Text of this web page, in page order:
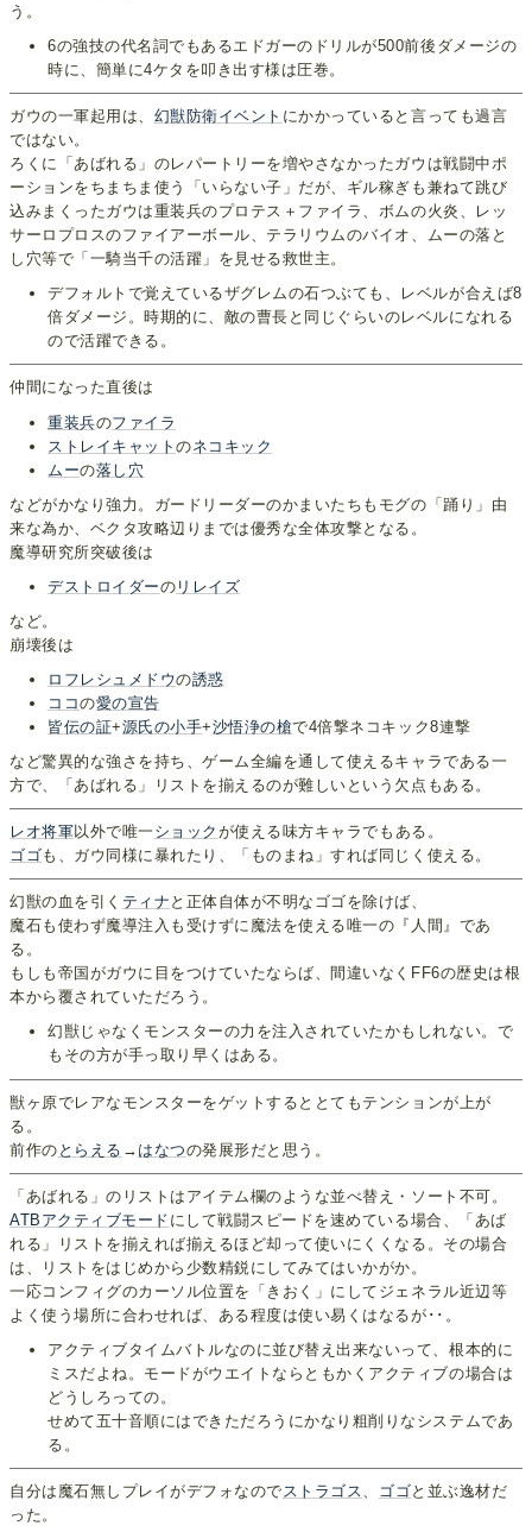
う。
6の強技の代名詞でもあるエドガーのドリルが500前後ダメージの
時に、簡単に4ケタを叩き出す様は圧巻。
ガウの一軍起用は、 幻獣防衛イベント にかかっていると言っても過言
ではない。
ろくに「あばれる」のレパートリーを増やさなかったガウは戦闘中ポ
ーションをちまちま使う「いらない子」だが、ギル稼ぎも兼ねて跳び
込みまくったガウは重装兵のプロテス＋ファイラ、ボムの火炎、レッ
サーロプロスのファイアーボール、テラリウムのバイオ、ムーの落と
し穴等で「一騎当千の活躍」を見せる救世主。
デフォルトで覚えているザグレムの石つぶても、レベルが合えば8
倍ダメージ。時期的に、敵の曹長と同じぐらいのレベルになれる
ので活躍できる。
仲間になった直後は
重装兵のファイラ
ストレイキャットのネコキック
ムーの落し穴
などがかなり強力。ガードリーダーのかまいたちもモグの「踊り」由
来な為か、ベクタ攻略辺りまでは優秀な全体攻撃となる。
魔導研究所突破後は
デストロイダーの リレイズ
など。
崩壊後は
ロフレシュメドウの誘惑
ココの愛の宣告
皆伝の証+源氏の小手+沙悟浄の槍で4倍撃ネコキック8連撃
など驚異的な強さを持ち、ゲーム全編を通して使えるキャラである一
方で、「あばれる」リストを揃えるのが難しいという欠点もある。
レオ将軍以外で唯一ショック が使える味方キャラでもある。
ゴゴも、ガウ同様に暴れたり、「ものまね」すれば同じく使える。
幻獣の血を引く ティナ と正体自体が不明なゴゴを除けば、
魔石も使わず魔導注入も受けずに魔法を使える唯一の『人間』であ
る。
もしも帝国がガウに目をつけていたならば、間違いなくFF6の歴史は根
本から覆されていただろう。
幻獣じゃなくモンスターの力を注入されていたかもしれない。で
もその方が手っ取り早くはある。
獣ヶ原でレアなモンスターをゲットするととてもテンションが上が
る。
前作の とらえる → はなつの発展形だと思う。
「あばれる」のリストはアイテム欄のような並べ替え・ソート不可。
ATBアクティブモード にして戦闘スピードを速めている場合、「あば
れる」リストを揃えれば揃えるほど却って使いにくくなる。その場合
は、リストをはじめから少数精鋭にしてみてはいかがか。
一応コンフィグのカーソル位置を「きおく」にしてジェネラル近辺等
よく使う場所に合わせれば、ある程度は使い易くはなるが･･。
アクティブタイムバトルなのに並び替え出来ないって、根本的に
ミスだよね。モードがウエイトならともかくアクティブの場合は
どうしろっての。
せめて五十音順にはできただろうにかなり粗削りなシステムであ
る。
自分は魔石無しプレイがデフォなのでストラゴス、 ゴゴと並ぶ逸材だ
った。